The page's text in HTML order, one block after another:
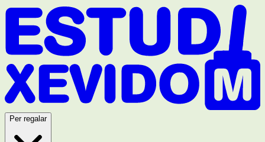
Per regalar